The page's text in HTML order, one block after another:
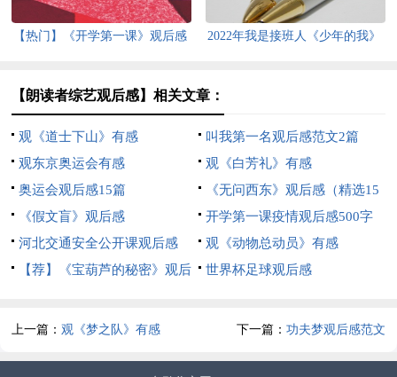
【热门】《开学第一课》观后感
2022年我是接班人《少年的我》
【朗读者综艺观后感】相关文章：
观《道士下山》有感
叫我第一名观后感范文2篇
观东京奥运会有感
观《白芳礼》有感
奥运会观后感15篇
《无问西东》观后感（精选15
篇）
《假文盲》观后感
开学第一课疫情观后感500字
河北交通安全公开课观后感
观《动物总动员》有感
【荐】《宝葫芦的秘密》观后
世界杯足球观后感
上一篇：观《梦之队》有感 下一篇： 功夫梦观后感范文